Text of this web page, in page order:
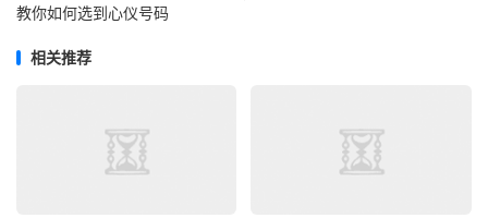
教你如何选到心仪号码
相关推荐